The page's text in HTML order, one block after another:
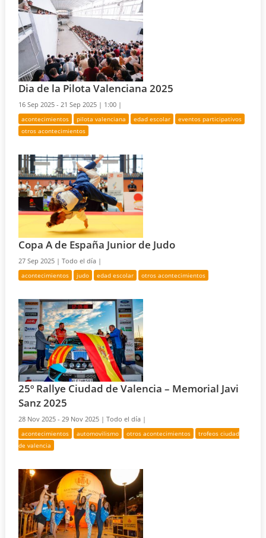
Dia de la Pilota Valenciana 2025
16 Sep 2025 - 21 Sep 2025 | 1:00 |
acontecimientos pilota valenciana edad escolar
eventos participativos
otros acontecimientos
Copa A de España Junior de Judo
27 Sep 2025 |Todo el día |
acontecimientos judo edad escolar otros acontecimientos
25º Rallye Ciudad de Valencia – Memorial Javi
Sanz 2025
28 Nov 2025 - 29 Nov 2025 |Todo el día |
acontecimientos automovilismo otros acontecimientos
trofeos ciudad
de valencia